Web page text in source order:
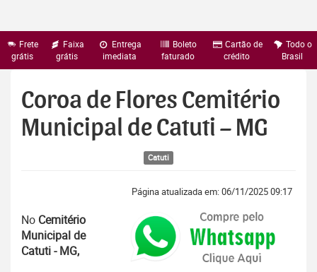
Frete
grátis
Faixa
grátis
Entrega
imediata
Boleto
faturado
Cartão de
crédito
Todo o
Brasil
Coroa de Flores Cemitério
Municipal de Catuti – MG
Catuti
Página atualizada em: 06/11/2025 09:17
No Cemitério
Municipal de
Catuti - MG,